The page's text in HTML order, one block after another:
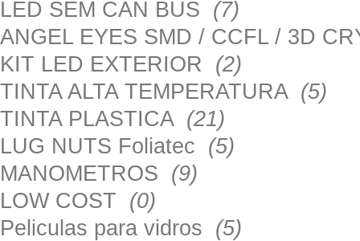
LED SEM CAN BUS (7)
ANGEL EYES SMD / CCFL / 3D
KIT LED EXTERIOR (2)
TINTA ALTA TEMPERATURA (5)
TINTA PLASTICA (21)
LUG NUTS Foliatec (5)
MANOMETROS (9)
LOW COST (0)
Peliculas para vidros (5)